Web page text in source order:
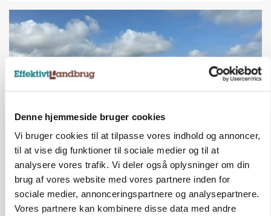
Denne hjemmeside bruger cookies
Vi bruger cookies til at tilpasse vores indhold og annoncer,
til at vise dig funktioner til sociale medier og til at
analysere vores trafik. Vi deler også oplysninger om din
brug af vores website med vores partnere inden for
sociale medier, annonceringspartnere og analysepartnere.
Vores partnere kan kombinere disse data med andre
Før såmaskinen kører: Her er efterårets største
skadedyrsrisici